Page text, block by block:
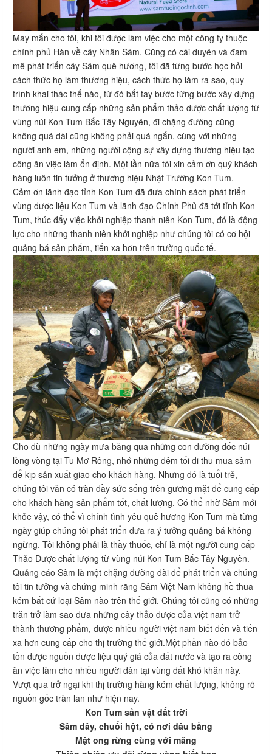
May mắn cho tôi, khi tôi được làm việc cho một công ty thuộc
chính phủ Hàn về cây Nhân Sâm. Cũng có cái duyên và đam
mê phát triển cây Sâm quê hương, tôi đã từng bước học hỏi
cách thức họ làm thương hiệu, cách thức họ làm ra sao, quy
trình khai thác thế nào, từ đó bắt tay bước từng bước xây dựng
thương hiệu cung cấp những sản phẩm thảo dược chất lượng từ
vùng núi Kon Tum Bắc Tây Nguyên, đi chặng đường cũng
không quá dài cũng không phải quá ngắn, cùng với những
người anh em, những người cộng sự xây dựng thương hiệu tạo
công ăn việc làm ổn định. Một lần nữa tôi xin cảm ơn quý khách
hàng luôn tin tưởng ở thương hiệu Nhật Trường Kon Tum.
Cảm ơn lãnh đạo tỉnh Kon Tum đã đưa chính sách phát triển
vùng dược liệu Kon Tum và lãnh đạo Chính Phủ đã tới tỉnh Kon
Tum, thúc đẩy việc khởi nghiệp thanh niên Kon Tum, đó là động
lực cho những thanh niên khởi nghiệp như chúng tôi có cơ hội
quảng bá sản phẩm, tiến xa hơn trên trường quốc tế.
Cho dù những ngày mưa băng qua những con đường dốc núi
lòng vòng tại Tu Mơ Rông, nhớ những đêm tối đi thu mua sâm
để kịp sản xuất giao cho khách hàng. Nhưng đó là tuổi trẻ,
chúng tôi vẫn có tràn đầy sức sống trên gương mặt để cung cấp
cho khách hàng sản phẩm tốt, chất lượng. Có thể nhờ Sâm mới
khỏe vậy, có thể vì chính tình yêu quê hương Kon Tum mà từng
ngày giúp chúng tôi phát triển đưa ra ý tưởng quảng bá không
ngừng. Tôi không phải là thầy thuốc, chỉ là một người cung cấp
Thảo Dược chất lượng từ vùng núi Kon Tum Bắc Tây Nguyên.
Quảng cáo Sâm là một chặng đường dài để phát triển và chúng
tôi tin tưởng và chứng minh rằng Sâm Việt Nam không hề thua
kém bất cứ loại Sâm nào trên thế giới. Chúng tôi cũng có những
trăn trở làm sao đưa những cây thảo dược của việt nam trở
thành thương phẩm, được nhiều người việt nam biết đến và tiến
xa hơn cung cấp cho thị trường thế giới.Một phần nào đó bảo
tồn được nguồn dược liệu quý giá của đất nước và tạo ra công
ăn việc làm cho nhiều người dân tại vùng đất khó khăn này.
Vượt qua trở ngại khi thị trường hàng kém chất lượng, không rõ
nguồn gốc tràn lan như hiện nay.
Kon Tum sản vật đất trời
Sâm dây, chuối hột, có nơi đâu bằng
Mật ong rừng cùng với măng